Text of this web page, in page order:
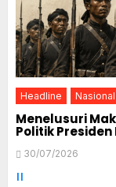
Headline Nasional
Menelusuri
Politik
30/07/2026